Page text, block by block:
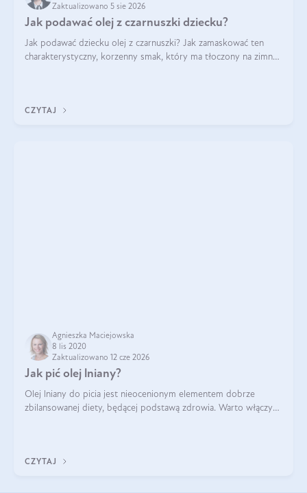
Zaktualizowano 5 sie 2026
Jak podawać olej z czarnuszki dziecku?
Jak podawać dziecku olej z czarnuszki? Jak zamaskować ten
charakterystyczny, korzenny smak, który ma tłoczony na zimno
CZYTAJ
Agnieszka Maciejowska
8 lis 2020
Zaktualizowano 12 cze 2026
Jak pić olej lniany?
Olej lniany do picia jest nieocenionym elementem dobrze
zbilansowanej diety, będącej podstawą zdrowia. Warto włączyć
CZYTAJ